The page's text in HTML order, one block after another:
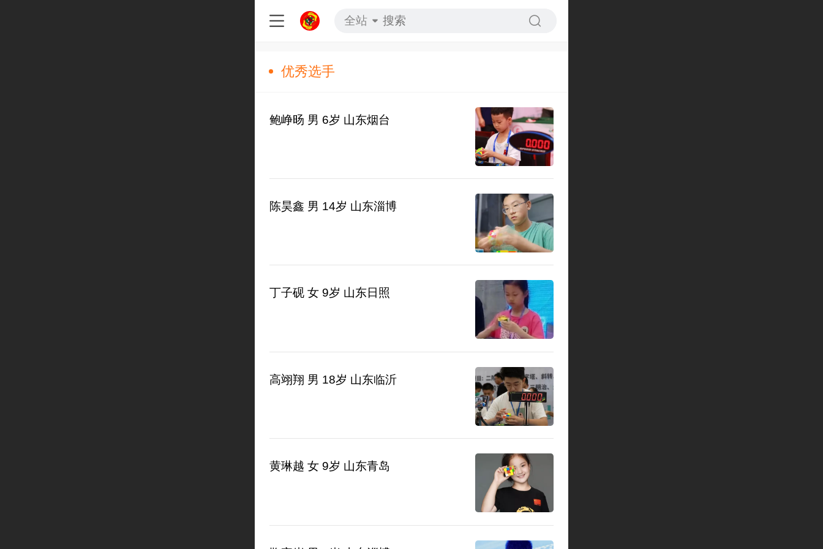
全站
优秀选手
鲍峥旸 男 6岁 山东烟台
陈昊鑫 男 14岁 山东淄博
丁子砚 女 9岁 山东日照
高翊翔 男 18岁 山东临沂
黄琳越 女 9岁 山东青岛